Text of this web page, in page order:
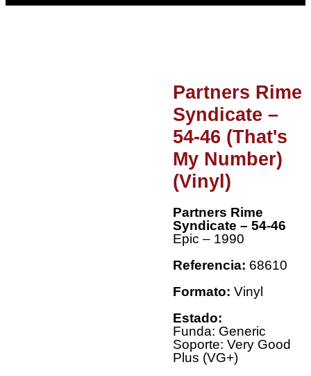
Partners Rime
Syndicate –
54-46 (That's
My Number)
(Vinyl)
Partners Rime
Syndicate – 54-46
Epic – 1990
Referencia: 68610
Formato: Vinyl
Estado:
Funda: Generic
Soporte: Very Good
Plus (VG+)